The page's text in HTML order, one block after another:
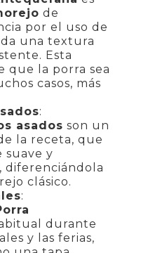
de
por el uso de
una textura
Esta
que la porra sea
casos, más
:
asados son un
la receta, que
suave y
diferenciándola
clásico.
:
durante
y las ferias,